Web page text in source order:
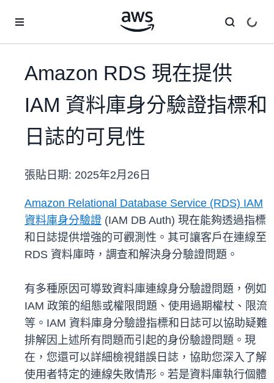
Amazon RDS 現在提供
IAM 資料庫身分驗證指標和
日誌的可見性
張貼日期: 2025年2月26日
Amazon Relational Database Service (RDS) IAM
資料庫身分驗證 (IAM DB Auth) 現在能夠透過指標
和日誌提供增強的可觀測性。其可讓客戶在連線至
RDS 資料庫時，調查和解決身分驗證問題。
有多種原因可導致資料庫連線身分驗證問題，例如
IAM 政策的組態或權限問題、使用過期權杖、限流
等。IAM 資料庫身分驗證指標和日誌可以協助疑難
排解因上述所有問題而引起的身份驗證問題。現
在，您還可以詳細檢視錯誤日誌，協助您深入了解
使用者特定的連線失敗情形。若是資料庫執行個體